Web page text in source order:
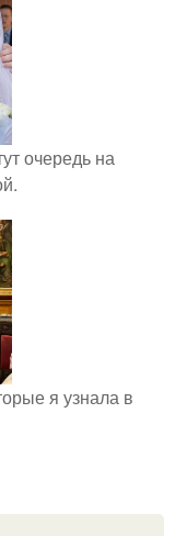
очередь на
я узнала в